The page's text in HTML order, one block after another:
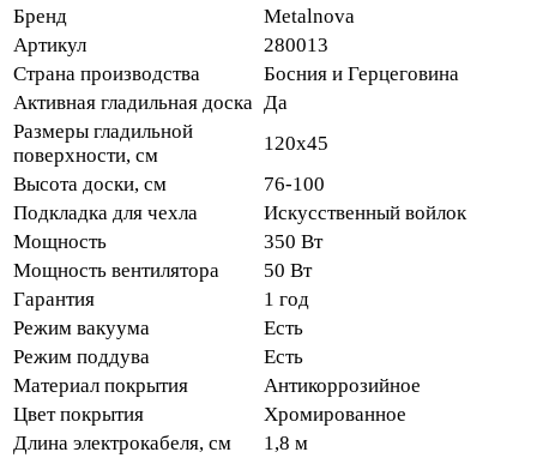
Бренд
Metalnova
Артикул
280013
Страна производства
Босния и Герцеговина
Активная гладильная доска
Да
Размеры гладильной
поверхности, см
120x45
Высота доски, см
76-100
Подкладка для чехла
Искусственный войлок
Мощность
350 Вт
Мощность вентилятора
50 Вт
Гарантия
1 год
Режим вакуума
Есть
Режим поддува
Есть
Материал покрытия
Антикоррозийное
Цвет покрытия
Хромированное
Длина электрокабеля, см
1,8 м